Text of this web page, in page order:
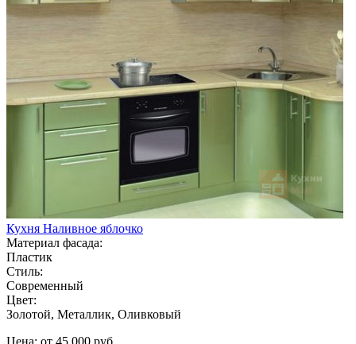
Кухня Наливное яблочко
Материал фасада:
Пластик
Стиль:
Современный
Цвет:
Золотой, Металлик, Оливковый
Цена: от 45 000 руб.